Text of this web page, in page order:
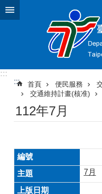
跳到主要內容區塊
:::
:::
首頁 便民服務
交通維持計畫(核准)
112年7月
7月